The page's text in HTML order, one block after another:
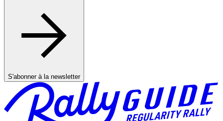
S'abonner à la newsletter